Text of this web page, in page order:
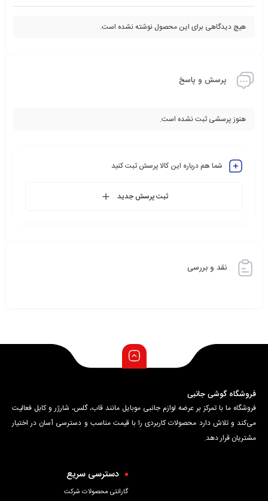
هیچ دیدگاهی برای این محصول نوشته نشده است.
پرسش و پاسخ
هنوز پرسشی ثبت نشده است.
شما هم درباره این کالا پرسش ثبت کنید
ثبت پرسش جدید
نقد و بررسی
فروشگاه گوشی جانبی
فروشگاه ما با تمرکز بر عرضه لوازم جانبی موبایل مانند قاب، گلس، شارژر و کابل فعالیت
می‌کند و تلاش دارد محصولات کاربردی را با قیمت مناسب و دسترسی آسان در اختیار
مشتریان قرار دهد.
دسترسی سریع
گارانتی محصولات شرکت